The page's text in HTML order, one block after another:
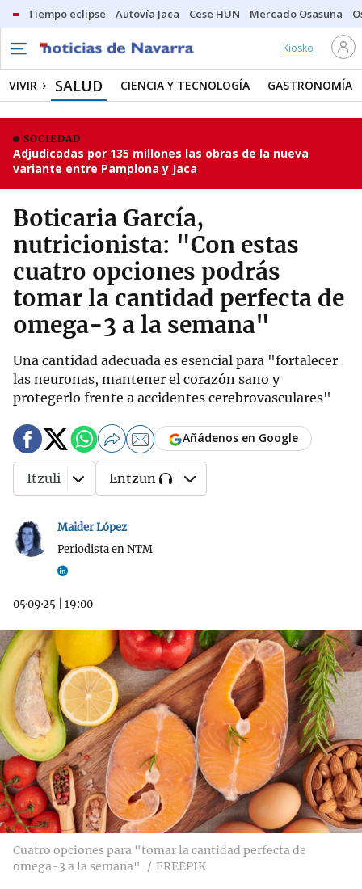
Tiempo eclipse Autovía Jaca Cese HUN Mercado Osasuna
Kiosko
VIVIR SALUD CIENCIA Y TECNOLOGÍA GASTRONOMÍA
SOCIEDAD
Adjudicadas por 135 millones las obras de la nueva
variante entre Pamplona y Jaca
Boticaria García,
nutricionista: "Con estas
cuatro opciones podrás
tomar la cantidad perfecta de
omega-3 a la semana"
Una cantidad adecuada es esencial para "fortalecer
las neuronas, mantener el corazón sano y
protegerlo frente a accidentes cerebrovasculares"
Maider López
Periodista en NTM
05·09·25 19:00
Añádenos en Google
Itzuli Entzun
Cuatro opciones para "tomar la cantidad perfecta de
omega-3 a la semana"
FREEPIK